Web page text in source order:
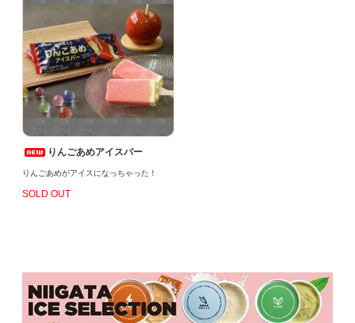
りんごあめアイスバー
りんごあめがアイスになっちゃった！
SOLD OUT